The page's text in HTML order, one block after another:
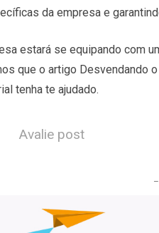
da empresa e
estará se equipando com
que o artigo Desvendando
tenha te ajudado.
Avalie post